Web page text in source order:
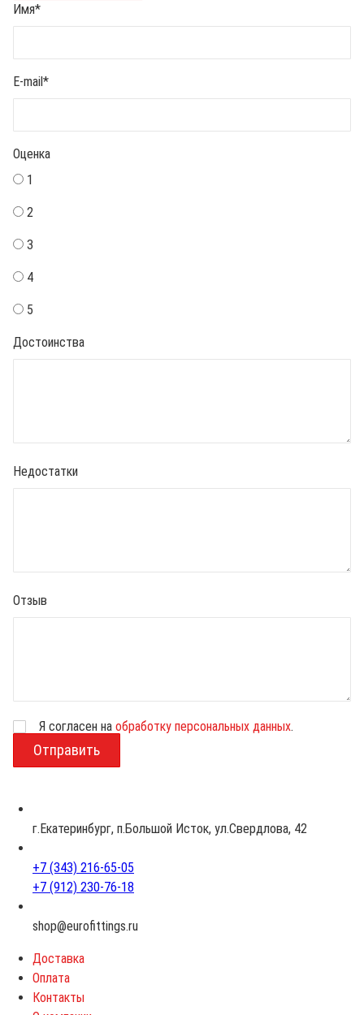
Имя*
E-mail*
Оценка
1
2
3
4
5
Достоинства
Недостатки
Отзыв
з
Я согласен на обработку персональных данных.
г.Екатеринбург, п.Большой Исток, ул.Свердлова, 42
+7 (343) 216-65-05
+7 (912) 230-76-18
shop@eurofittings.ru
Доставка
Оплата
Контакты